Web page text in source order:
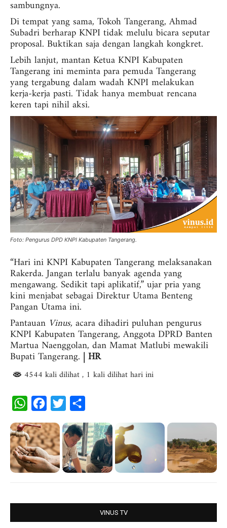
sambungnya.
Di tempat yang sama, Tokoh Tangerang, Ahmad
Subadri berharap KNPI tidak melulu bicara seputar
proposal. Buktikan saja dengan langkah kongkret.
Lebih lanjut, mantan Ketua KNPI Kabupaten
Tangerang ini meminta para pemuda Tangerang
yang tergabung dalam wadah KNPI melakukan
kerja-kerja pasti. Tidak hanya membuat rencana
keren tapi nihil aksi.
Foto: Pengurus DPD KNPI Kabupaten Tangerang.
“Hari ini KNPI Kabupaten Tangerang melaksanakan
Rakerda. Jangan terlalu banyak agenda yang
mengawang. Sedikit tapi aplikatif,” ujar pria yang
kini menjabat sebagai Direktur Utama Benteng
Pangan Utama ini.
Pantauan Vinus, acara dihadiri puluhan pengurus
KNPI Kabupaten Tangerang, Anggota DPRD Banten
Martua Naenggolan, dan Mamat Matlubi mewakili
Bupati Tangerang. | HR
4544 kali dilihat, 1 kali dilihat hari ini
W
a
t
s
c
e
b
i
t
t
a
r
e
VINUS TV